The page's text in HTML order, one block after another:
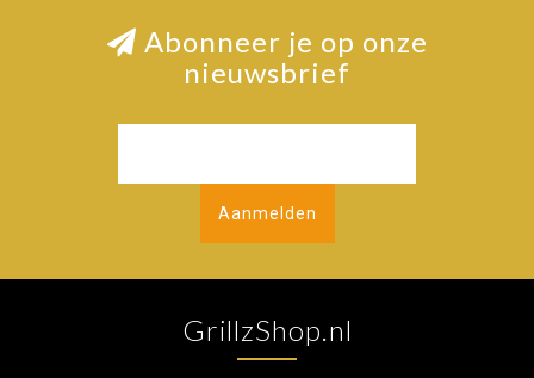
Abonneer je op onze
nieuwsbrief
Aanmelden
GrillzShop.nl